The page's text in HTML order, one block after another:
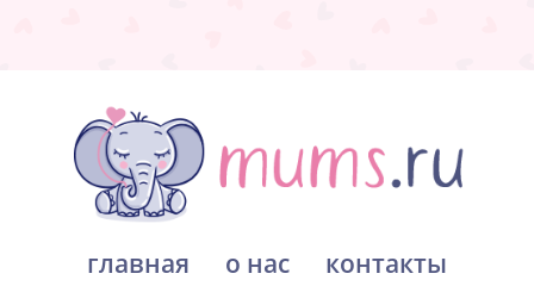
главная о нас контакты